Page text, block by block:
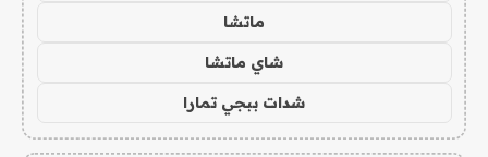
ماتشا
شاي ماتشا
شدات ببجي تمارا